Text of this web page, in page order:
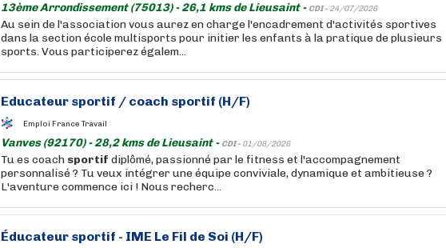
13ème Arrondissement (75013) - 26,1 kms de Lieusaint - CDI - 24/07/2026
Au sein de l'association vous aurez en charge l'encadrement d'activités sportives
dans la section école multisports pour initier les enfants à la pratique de plusieurs
sports. Vous participerez égalem...
Educateur sportif / coach sportif (H/F)
Emploi France Travail
Vanves (92170) - 28,2 kms de Lieusaint - CDI - 01/08/2026
Tu es coach sportif diplômé, passionné par le fitness et l'accompagnement
personnalisé ? Tu veux intégrer une équipe conviviale, dynamique et ambitieuse ?
L'aventure commence ici ! Nous recherc...
Éducateur sportif - IME Le Fil de Soi (H/F)